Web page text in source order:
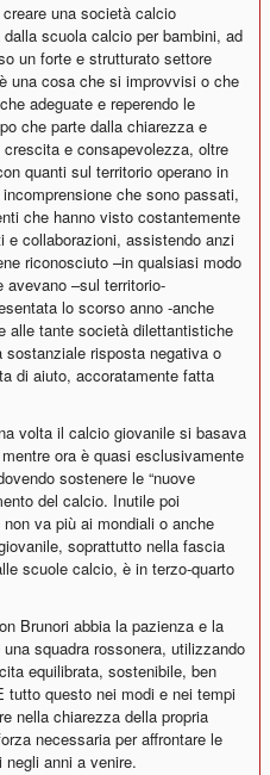
una società calcio
scuola calcio per bambini, ad
un forte e strutturato settore
una cosa che si improvvisi o che
adeguate e reperendo le
che parte dalla chiarezza e
e consapevolezza, oltre
quanti sul territorio operano in
che sono passati,
che hanno visto costantemente
e collaborazioni, assistendo anzi
riconosciuto –in qualsiasi modo
–sul territorio-
lo scorso anno -anche
alle tante società dilettantistiche
risposta negativa o
di aiuto, accoratamente fatta
volta il calcio giovanile si basava
ora è quasi esclusivamente
sostenere le “nuove
del calcio. Inutile poi
va più ai mondiali o anche
soprattutto nella fascia
scuole calcio, è in terzo-quarto
Brunori abbia la pazienza e la
squadra rossonera, utilizzando
equilibrata, sostenibile, ben
tutto questo nei modi e nei tempi
nella chiarezza della propria
necessaria per affrontare le
anni a venire.